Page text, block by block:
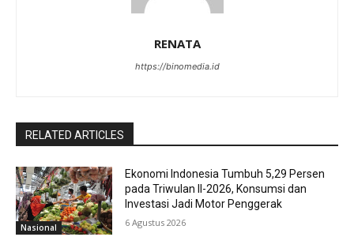
RENATA
https://binomedia.id
RELATED ARTICLES
Nasional
Ekonomi Indonesia Tumbuh 5,29 Persen
pada Triwulan II-2026, Konsumsi dan
Investasi Jadi Motor Penggerak
6 Agustus 2026